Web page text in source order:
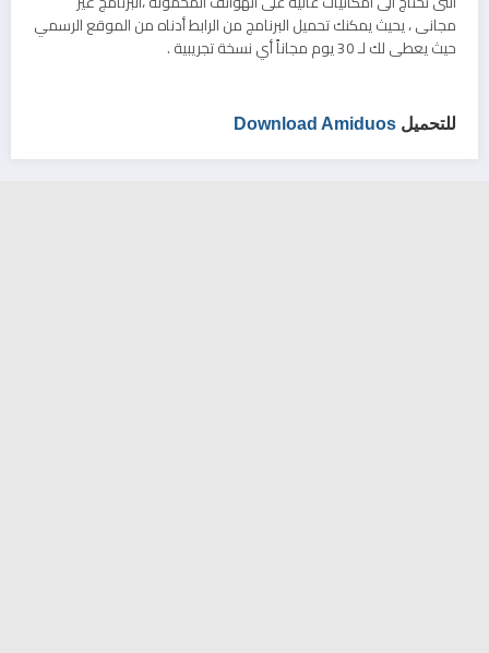
مجانى ، يحيث يمكنك تحميل البرنامج من الرابط أدناه من الموقع الرسمي
حيث يعطى لك لـ 30 يوم مجاناً أي نسخة تجريبية .
للتحميل Download Amiduos